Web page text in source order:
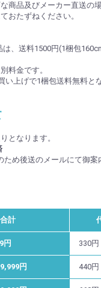
商品及びメーカー直送の
おたずねください。
、送料1500円(1梱包
料金です。
い上げで1梱包送料無料と
となります。
ため後送のメールにて御案
計
円 330円
円 440円